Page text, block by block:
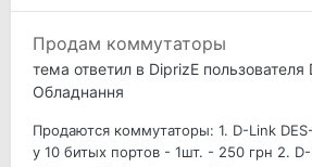
Продам коммутаторы
тема ответил в DiprizE пользователя
Обладнання
Продаются коммутаторы: 1. D-Link
у 10 битых портов - 1шт. - 250 грн 2.